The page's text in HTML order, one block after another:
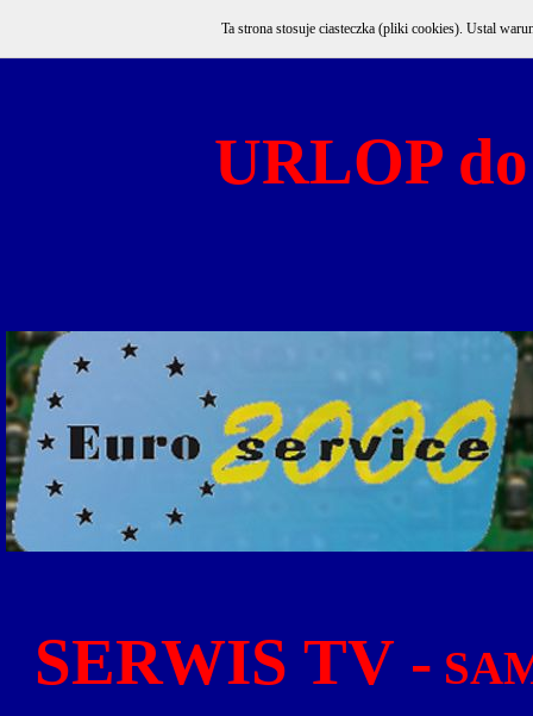
URLOP
SERWIS TV -
Ta strona stosuje ciasteczka (pliki cookies). Ustal